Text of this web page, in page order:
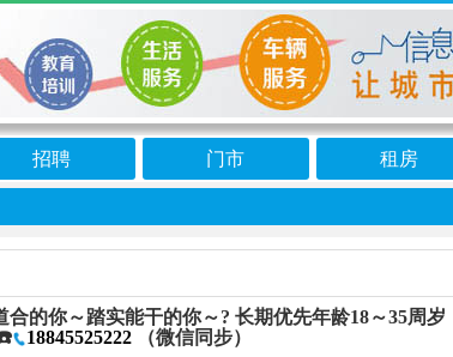
招聘 门市 租房
的你～踏实能干的你～? 长期优先年龄18～35周岁
18845525222 （微信同步）